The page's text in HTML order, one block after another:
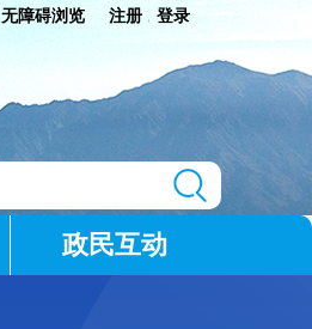
无障碍浏览 注册 登录
政民互动